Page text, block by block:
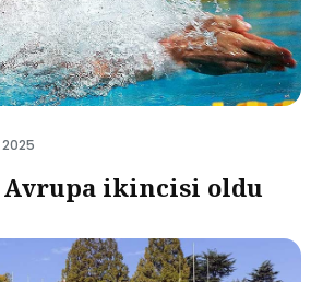
2025
Avrupa ikincisi oldu